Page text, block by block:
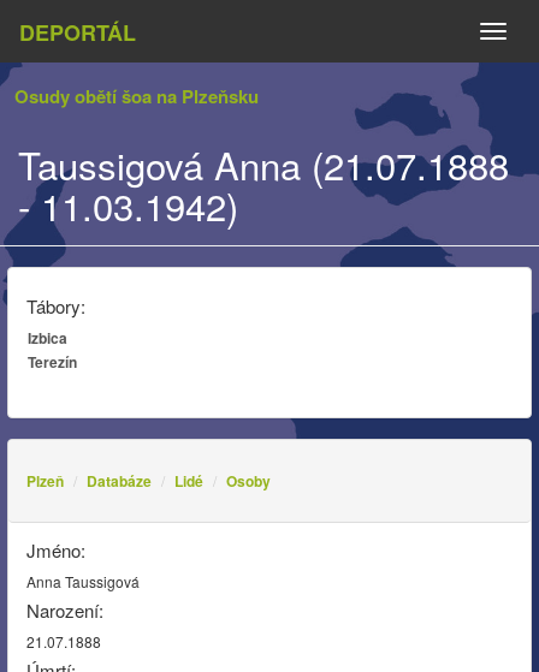
DEPORTÁL
Osudy obětí šoa na Plzeňsku
Taussigová Anna (21.07.1888
- 11.03.1942)
Tábory:
Izbica
Terezín
Plzeň Databáze Lidé Osoby
Jméno:
Anna Taussigová
Narození:
21.07.1888